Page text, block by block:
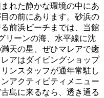
れた静かな環境の中にあ
の前にあります。砂浜の
前浜ビーチまでは、当館
リーンの海、水平線に沈
天の星、ぜひマレアで癒
アはダイビングショップ
ンスタッフが通年常駐し
アクティビティメニュー
島に来るなら、透き通る